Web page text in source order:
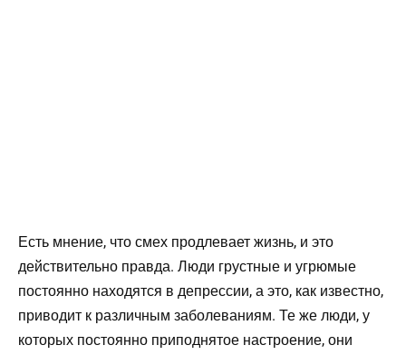
Есть мнение, что смех продлевает жизнь, и это
действительно правда. Люди грустные и угрюмые
постоянно находятся в депрессии, а это, как известно,
приводит к различным заболеваниям. Те же люди, у
которых постоянно приподнятое настроение, они